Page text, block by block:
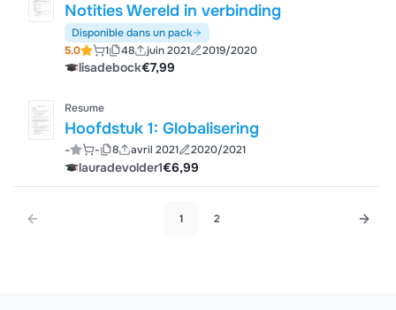
Notities Wereld in verbinding
Disponible dans un pack
5.0
1 48 juin 2021 2019/2020
lisadebock€7,99
Resume
Hoofdstuk 1: Globalisering
- - 8 avril 2021 2020/2021
lauradevolder1€6,99
1 2